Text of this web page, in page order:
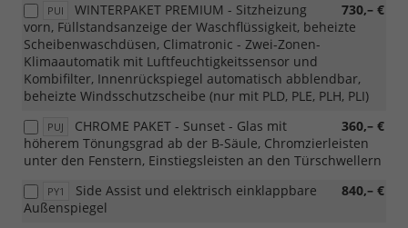
PUI 730,– €
WINTERPAKET PREMIUM - Sitzheizung
vorn, Füllstandsanzeige der Waschflüssigkeit, beheizte
Scheibenwaschdüsen, Climatronic - Zwei-Zonen-
Klimaautomatik mit Luftfeuchtigkeitssensor und
Kombifilter, Innenrückspiegel automatisch abblendbar,
beheizte Windsschutzscheibe (nur mit PLD, PLE, PLH, PLI)
PUJ 360,– €
CHROME PAKET - Sunset - Glas mit
höherem Tönungsgrad ab der B-Säule, Chromzierleisten
unter den Fenstern, Einstiegsleisten an den Türschwellern
PY1 840,– €
Side Assist und elektrisch einklappbare
Außenspiegel